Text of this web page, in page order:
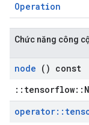
Operation
Chức năng công
node () const
operator::